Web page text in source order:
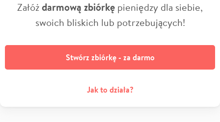
Załóżdarmową zbiórkę pieniędzy dla siebie,
swoich bliskich lub potrzebujących!
Stwórz zbiórkę - za darmo
Jak to działa?